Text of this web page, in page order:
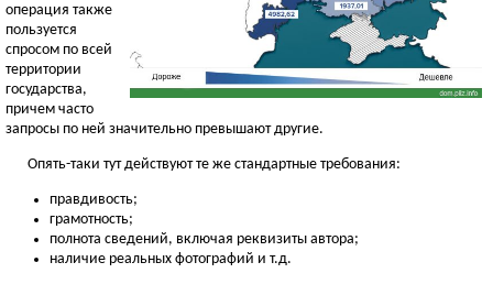
операция также
пользуется
спросом по всей
территории
государства,
причем часто
запросы по ней значительно превышают другие.
Опять-таки тут действуют те же стандартные требования:
правдивость;
грамотность;
полнота сведений, включая реквизиты автора;
наличие реальных фотографий и т.д.